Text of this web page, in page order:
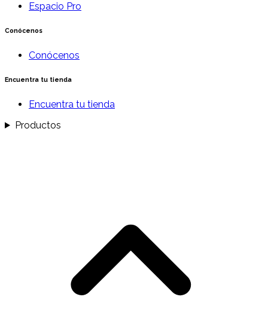
Espacio Pro
Conócenos
Conócenos
Encuentra tu tienda
Encuentra tu tienda
Productos